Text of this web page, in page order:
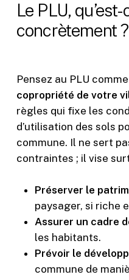
Le PLU,
concrètement ?
Pensez au PLU
copropriété de votre
règles qui fixe les
d’utilisation des sols
commune. Il ne sert
contraintes ; il vise
Préserver le
paysager, si riche
Assurer un cadre
les habitants.
Prévoir le
commune de